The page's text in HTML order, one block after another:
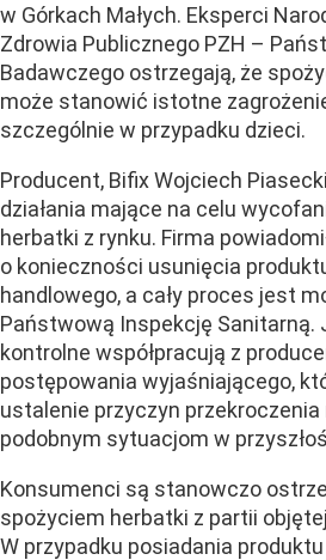
w Górkach Małych. Eksperci
Zdrowia Publicznego PZH –
Badawczego ostrzegają, że
może stanowić istotne
szczególnie w przypadku dzieci.
Producent, Bifix Wojciech
działania mające na celu
herbatki z rynku. Firma
o konieczności usunięcia
handlowego, a cały proces jest
Państwową Inspekcję Sanitarną.
kontrolne współpracują z
postępowania wyjaśniającego,
ustalenie przyczyn przekroczenia
podobnym sytuacjom w
Konsumenci są stanowczo
spożyciem herbatki z partii
W przypadku posiadania